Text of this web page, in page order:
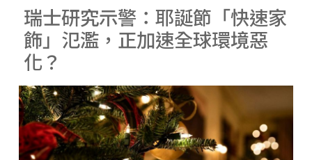
瑞士研究示警：耶誕節「快速家
飾」氾濫，正加速全球環境惡
化？